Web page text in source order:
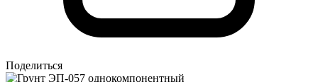
Поделиться